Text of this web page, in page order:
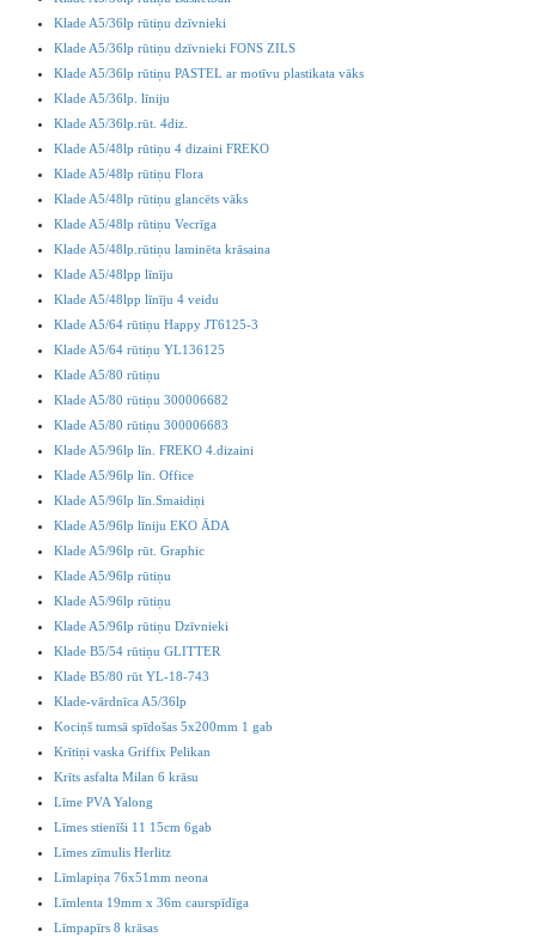
Klade A5/36lp rūtiņu dzīvnieki
Klade A5/36lp rūtiņu dzīvnieki FONS ZILS
Klade A5/36lp rūtiņu PASTEL ar motīvu plastikata vāks
Klade A5/36lp. līniju
Klade A5/36lp.rūt. 4diz.
Klade A5/48lp rūtiņu 4 dizaini FREKO
Klade A5/48lp rūtiņu Flora
Klade A5/48lp rūtiņu glancēts vāks
Klade A5/48lp rūtiņu Vecrīga
Klade A5/48lp.rūtiņu laminēta krāsaina
Klade A5/48lpp līnīju
Klade A5/48lpp līnīju 4 veidu
Klade A5/64 rūtiņu Happy JT6125-3
Klade A5/64 rūtiņu YL136125
Klade A5/80 rūtiņu
Klade A5/80 rūtiņu 300006682
Klade A5/80 rūtiņu 300006683
Klade A5/96lp līn. FREKO 4.dizaini
Klade A5/96lp līn. Office
Klade A5/96lp līn.Smaidiņi
Klade A5/96lp līniju EKO ĀDA
Klade A5/96lp rūt. Graphic
Klade A5/96lp rūtiņu
Klade A5/96lp rūtiņu
Klade A5/96lp rūtiņu Dzīvnieki
Klade B5/54 rūtiņu GLITTER
Klade B5/80 rūt YL-18-743
Klade-vārdnīca A5/36lp
Kociņš tumsā spīdošas 5x200mm 1 gab
Krītiņi vaska Griffix Pelikan
Krīts asfalta Milan 6 krāsu
Līme PVA Yalong
Līmes stienīši 11 15cm 6gab
Līmes zīmulis Herlitz
Līmlapiņa 76x51mm neona
Līmlenta 19mm x 36m caurspīdīga
Līmpapīrs 8 krāsas